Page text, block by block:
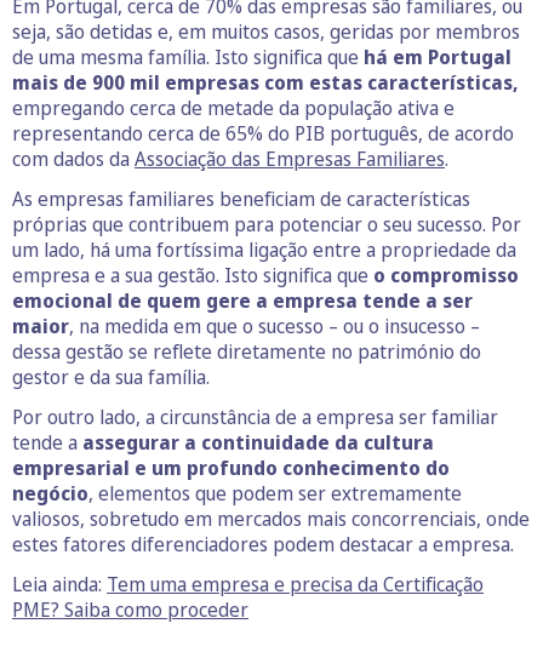
Em Portugal, cerca de 70% das empresas são familiares, ou
seja, são detidas e, em muitos casos, geridas por membros
de uma mesma família. Isto significa que há em Portugal
mais de 900 mil empresas com estas características,
empregando cerca de metade da população ativa e
representando cerca de 65% do PIB português, de acordo
com dados da Associação das Empresas Familiares.
As empresas familiares beneficiam de características
próprias que contribuem para potenciar o seu sucesso. Por
um lado, há uma fortíssima ligação entre a propriedade da
empresa e a sua gestão. Isto significa que o compromisso
emocional de quem gere a empresa tende a ser
maior, na medida em que o sucesso – ou o insucesso –
dessa gestão se reflete diretamente no património do
gestor e da sua família.
Por outro lado, a circunstância de a empresa ser familiar
tende a assegurar a continuidade da cultura
empresarial e um profundo conhecimento do
negócio, elementos que podem ser extremamente
valiosos, sobretudo em mercados mais concorrenciais, onde
estes fatores diferenciadores podem destacar a empresa.
Leia ainda: Tem uma empresa e precisa da Certificação
PME? Saiba como proceder